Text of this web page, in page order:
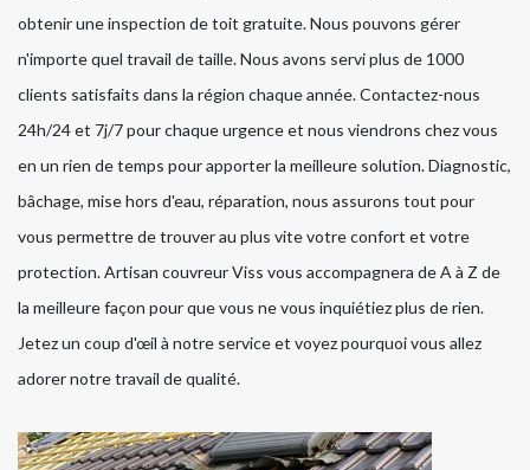
obtenir une inspection de toit gratuite. Nous pouvons gérer
n'importe quel travail de taille. Nous avons servi plus de 1000
clients satisfaits dans la région chaque année. Contactez-nous
24h/24 et 7j/7 pour chaque urgence et nous viendrons chez vous
en un rien de temps pour apporter la meilleure solution. Diagnostic,
bâchage, mise hors d'eau, réparation, nous assurons tout pour
vous permettre de trouver au plus vite votre confort et votre
protection. Artisan couvreur Viss vous accompagnera de A à Z de
la meilleure façon pour que vous ne vous inquiétiez plus de rien.
Jetez un coup d'œil à notre service et voyez pourquoi vous allez
adorer notre travail de qualité.